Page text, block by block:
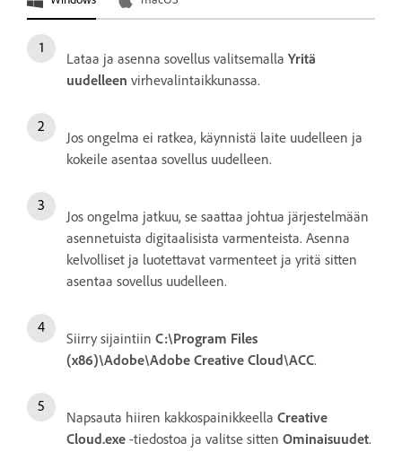
Lataa ja asenna sovellus valitsemalla Yritä
uudelleen virhevalintaikkunassa.
Jos ongelma ei ratkea, käynnistä laite uudelleen ja
kokeile asentaa sovellus uudelleen.
Jos ongelma jatkuu, se saattaa johtua järjestelmään
asennetuista digitaalisista varmenteista. Asenna
kelvolliset ja luotettavat varmenteet ja yritä sitten
asentaa sovellus uudelleen.
Siirry sijaintiin C:\Program Files
(x86)\Adobe\Adobe Creative Cloud\ACC.
Napsauta hiiren kakkospainikkeella Creative
Cloud.exe -tiedostoa ja valitse sitten Ominaisuudet.